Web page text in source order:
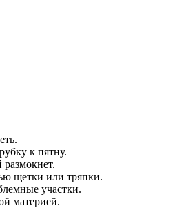
к пятну.
щетки или тряпки.
участки.
материей.